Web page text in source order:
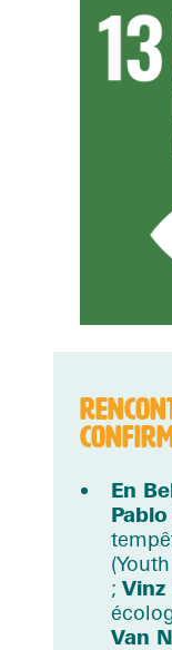
En
; Vinz
Van